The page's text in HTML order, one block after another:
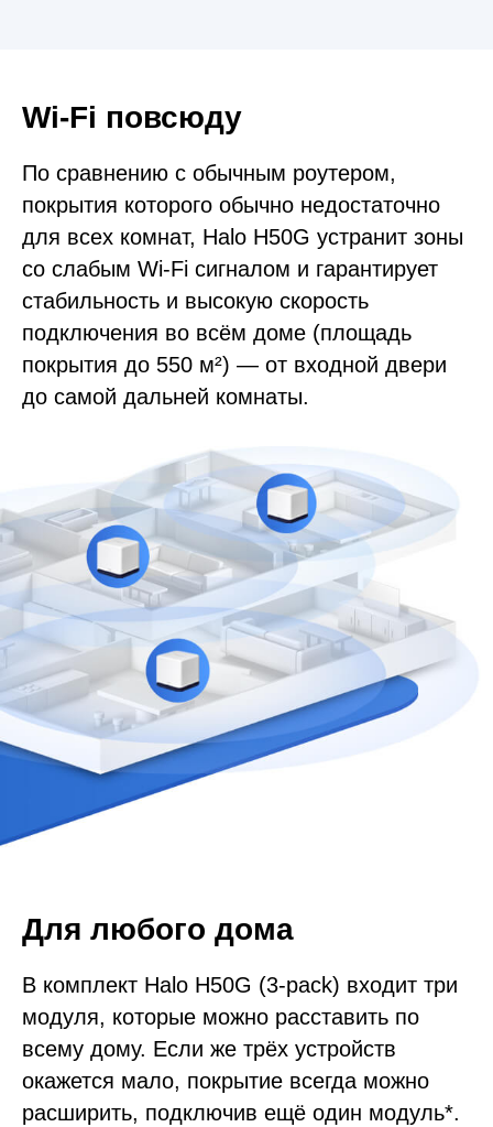
Wi‑Fi повсюду
По сравнению с обычным роутером,
покрытия которого обычно недостаточно
для всех комнат, Halo H50G устранит зоны
со слабым Wi-Fi сигналом и гарантирует
стабильность и высокую скорость
подключения во всём доме (площадь
покрытия до 550 м²) — от входной двери
до самой дальней комнаты.
Для любого дома
В комплект Halo H50G (3-pack) входит три
модуля, которые можно расставить по
всему дому. Если же трёх устройств
окажется мало, покрытие всегда можно
расширить, подключив ещё один модуль*.